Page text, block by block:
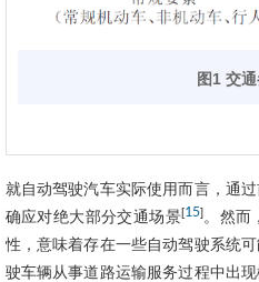
图1 交
就自动驾驶汽车实际使用而言，通
确应对绝大部分交通场景[15]。然而
性，意味着存在一些自动驾驶系统
驶车辆从事道路运输服务过程中出